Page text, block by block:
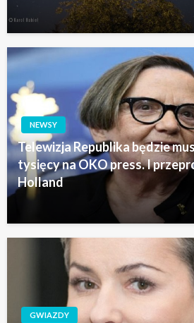
NEWSY
Telewizja Republika będzie
tysięcy na OKO press. I
Holland
GWIAZDY